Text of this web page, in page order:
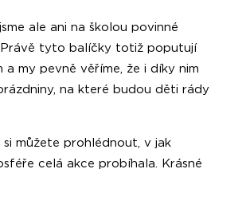
ale ani na školou povinné
Právě tyto balíčky totiž poputují
a my pevně věříme, že i díky nim
na které budou děti rády
můžete prohlédnout, v jak
celá akce probíhala. Krásné